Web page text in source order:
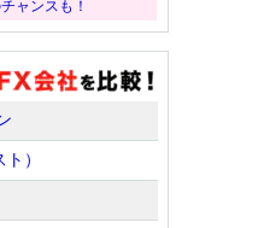
ャンスも！
）